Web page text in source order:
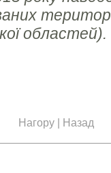
областей).
Нагору | Назад